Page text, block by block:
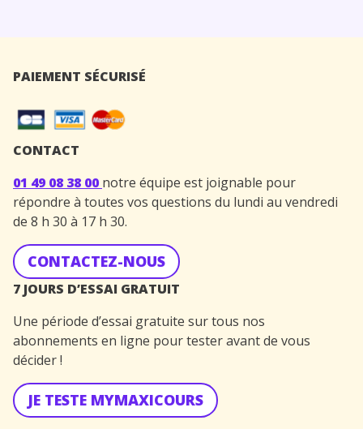
PAIEMENT SÉCURISÉ
CONTACT
01 49 08 38 00 notre équipe est joignable pour
répondre à toutes vos questions du lundi au vendredi
de 8 h 30 à 17 h 30.
CONTACTEZ-NOUS
7 JOURS D’ESSAI GRATUIT
Une période d’essai gratuite sur tous nos
abonnements en ligne pour tester avant de vous
décider !
JE TESTE MYMAXICOURS